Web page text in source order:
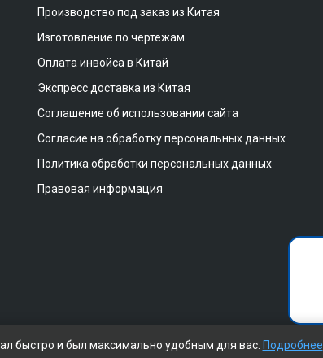
Производство под заказ из Китая
Изготовление по чертежам
Оплата инвойса в Китай
Экспресс доставка из Китая
Соглашение об использовании сайта
Согласие на обработку персональных данных
Политика обработки персональных данных
Правовая информация
быстро и был максимально удобным для вас. Подробнее